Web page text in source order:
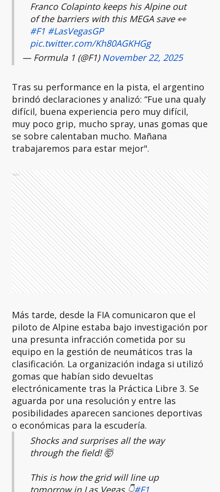
Franco Colapinto keeps his Alpine out
of the barriers with this MEGA save 👀
#F1 #LasVegasGP
pic.twitter.com/Kh80AGKHGg
— Formula 1 (@F1) November 22, 2025
Tras su performance en la pista, el argentino
brindó declaraciones y analizó: “Fue una qualy
difícil, buena experiencia pero muy difícil,
muy poco grip, mucho spray, unas gomas que
se sobre calentaban mucho. Mañana
trabajaremos para estar mejor".
Ads
Más tarde, desde la FIA comunicaron que el
piloto de Alpine estaba bajo investigación por
una presunta infracción cometida por su
equipo en la gestión de neumáticos tras la
clasificación. La organización indaga si utilizó
gomas que habían sido devueltas
electrónicamente tras la Práctica Libre 3. Se
aguarda por una resolución y entre las
posibilidades aparecen sanciones deportivas
o económicas para la escudería.
Shocks and surprises all the way
through the field! 🤯
This is how the grid will line up
tomorrow in Las Vegas 👇#F1